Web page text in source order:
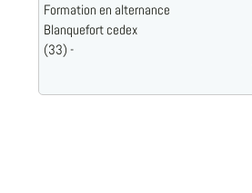
Formation en alternance
Blanquefort cedex
(33) -